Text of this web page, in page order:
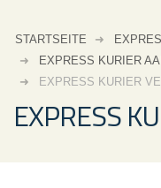
STARTSEITE
EXPRESS KURIER
EXPRESS KURIER
EXPRESS